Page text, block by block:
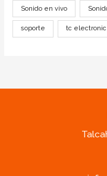
Sonido en vivo
soporte tc electronic